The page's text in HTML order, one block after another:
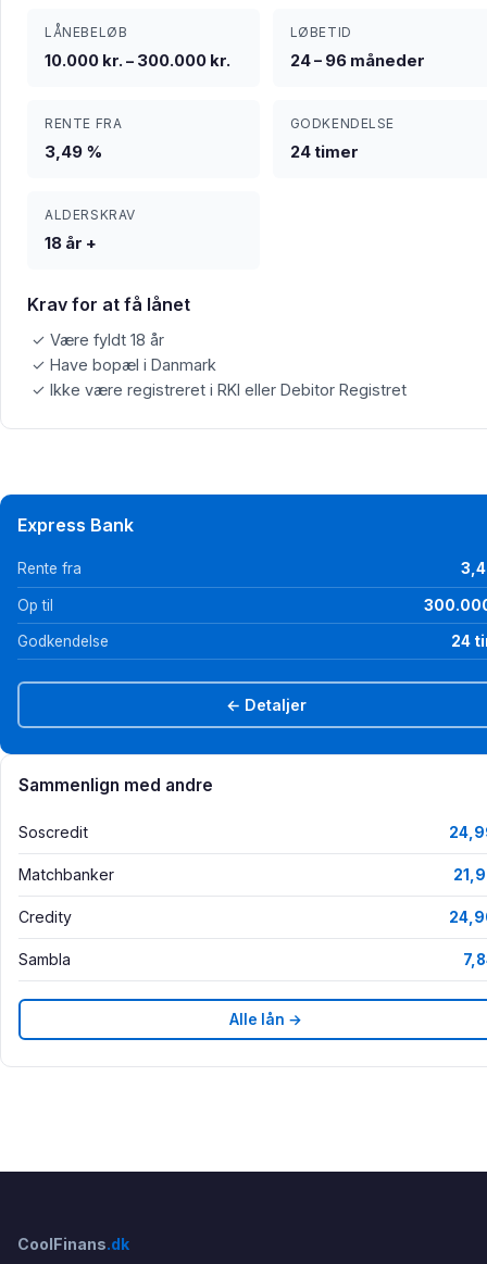
LÅNEBELØB
10.000 kr. – 300.000 kr.
LØBETID
24 – 96 måneder
RENTE FRA
3,49 %
GODKENDELSE
24 timer
ALDERSKRAV
18 år +
Krav for at få lånet
✓ Være fyldt 18 år
✓ Have bopæl i Danmark
✓ Ikke være registreret i RKI eller Debitor Registret
Express Bank
Rente fra
Op til
Godkendelse 24
← Detaljer
Sammenlign med andre
Soscredit
Matchbanker
Credity
Sambla
Alle lån →
CoolFinans.dk